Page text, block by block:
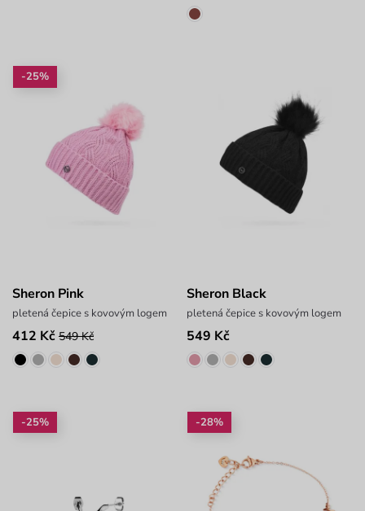
-25%
Sheron Pink
pletená čepice s kovovým logem
412 Kč 549 Kč
Sheron Black
pletená čepice s kovovým logem
549 Kč
-25% -28%